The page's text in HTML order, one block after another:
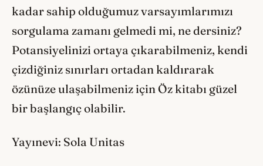
kadar sahip olduğumuz varsayımlarımızı
sorgulama zamanı gelmedi mi, ne dersiniz?
Potansiyelinizi ortaya çıkarabilmeniz, kendi
çizdiğiniz sınırları ortadan kaldırarak
özünüze ulaşabilmeniz için Öz kitabı güzel
bir başlangıç olabilir.
Yayınevi: Sola Unitas